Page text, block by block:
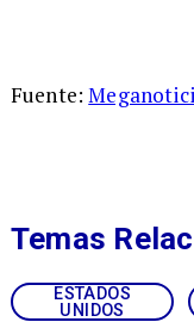
Fuente:
ESTADOS
UNIDOS
Temas